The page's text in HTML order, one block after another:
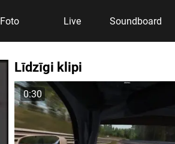
Foto Live Soundboard
Līdzīgi klipi
0:30